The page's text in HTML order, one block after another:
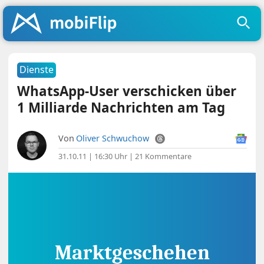
Dienste
WhatsApp-User verschicken über
1 Milliarde Nachrichten am Tag
Von Oliver Schwuchow
31.10.11 | 16:30 Uhr |21 Kommentare